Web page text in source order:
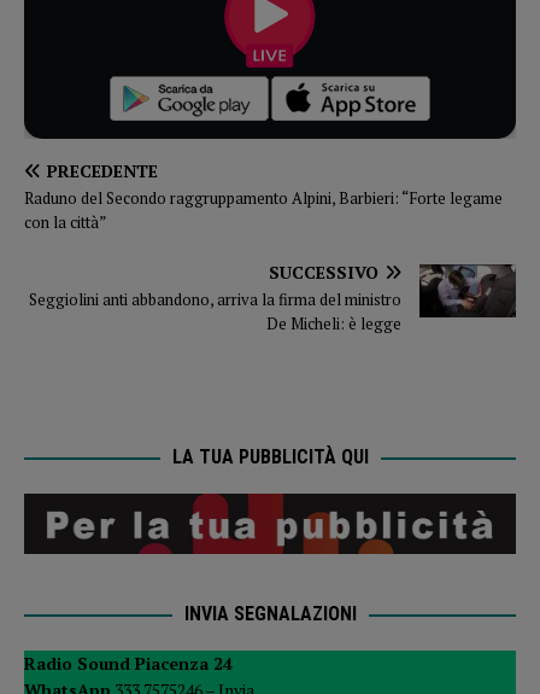
PRECEDENTE
Raduno del Secondo raggruppamento Alpini, Barbieri: “Forte legame
con la città”
SUCCESSIVO
Seggiolini anti abbandono, arriva la firma del ministro
De Micheli: è legge
LA TUA PUBBLICITÀ QUI
INVIA SEGNALAZIONI
Radio Sound Piacenza 24